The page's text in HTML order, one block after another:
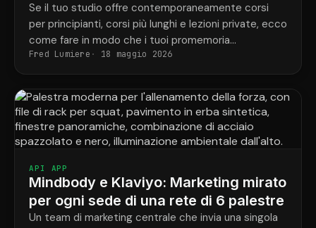
per tutti i programmi.
Se il tuo studio offre contemporaneamente corsi
per principianti, corsi più lunghi e lezioni private, ecco
come fare in modo che i tuoi promemoria
corrispondano finalmente alle prenotazioni effettive
di ogni studente.
Fred Lumiere 18 maggio 2026
API APP
Mindbody e Klaviyo: Marketing mirato
per ogni sede di una rete di 6 palestre
Un team di marketing centrale che invia una singola